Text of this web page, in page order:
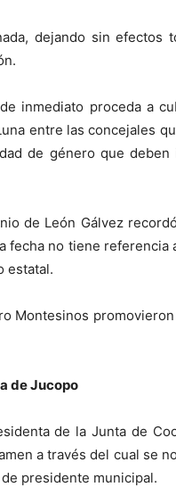
dejando sin efectos
inmediato proceda a
entre las concejales
de género que
de León Gálvez
fecha no tiene
estatal.
Montesinos
de Jucopo
de la Junta de
a través del cual se
presidente municipal.